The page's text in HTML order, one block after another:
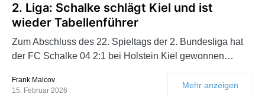
2. Liga: Schalke schlägt Kiel und ist
wieder Tabellenführer
Zum Abschluss des 22. Spieltags der 2. Bundesliga hat
der FC Schalke 04 2:1 bei Holstein Kiel gewonnen…
Frank Malcov
15. Februar 2026
Mehr anzeigen